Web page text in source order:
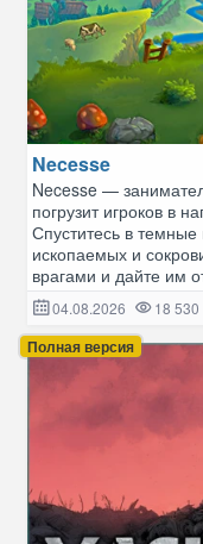
Necesse
Necesse —
погрузит игроков в
Спуститесь в
ископаемых и
врагами и дайте им
04.08.2026 18 530
Полная версия